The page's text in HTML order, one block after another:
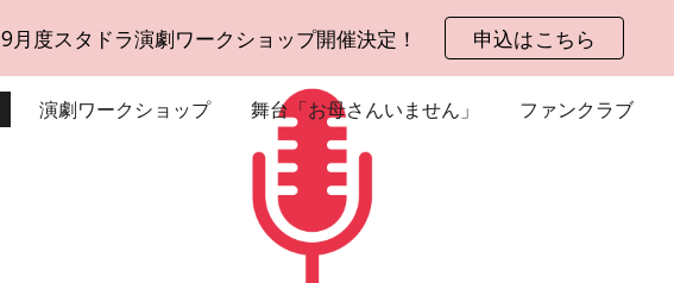
Skip to main content Skip to navigation
9月度スタドラ演劇ワークショップ開催決定！ 申込はこちら
演劇ワークショップ 舞台「お母さんいません」 ファンクラブ